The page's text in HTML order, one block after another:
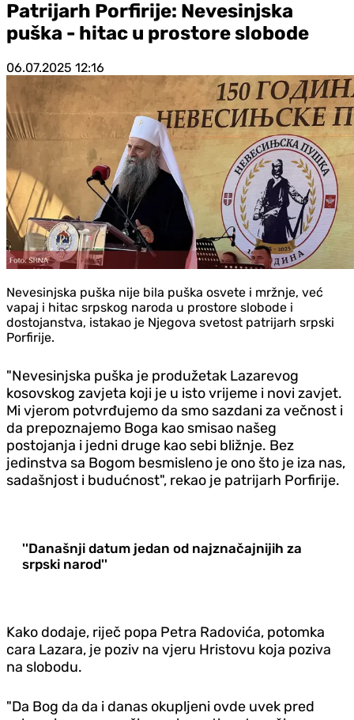
Patrijarh Porfirije: Nevesinjska
puška - hitac u prostore slobode
06.07.2025 12:16
Nevesinjska puška nije bila puška osvete i mržnje, već
vapaj i hitac srpskog naroda u prostore slobode i
dostojanstva, istakao je Njegova svetost patrijarh srpski
Porfirije.
"Nevesinjska puška je produžetak Lazarevog
kosovskog zavjeta koji je u isto vrijeme i novi zavjet.
Mi vjerom potvrđujemo da smo sazdani za večnost i
da prepoznajemo Boga kao smisao našeg
postojanja i jedni druge kao sebi bližnje. Bez
jedinstva sa Bogom besmisleno je ono što je iza nas,
sadašnjost i budućnost", rekao je patrijarh Porfirije.
''Današnji datum jedan od najznačajnijih za
srpski narod''
Kako dodaje, riječ popa Petra Radovića, potomka
cara Lazara, je poziv na vjeru Hristovu koja poziva
na slobodu.
"Da Bog da da i danas okupljeni ovde uvek pred